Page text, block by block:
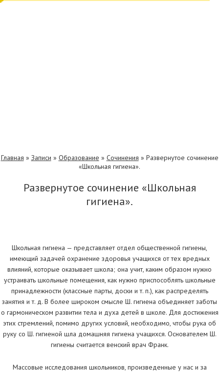
Главная » Записи » Образование » Сочинения » Развернутое сочинение
«Школьная гигиена».
Развернутое сочинение «Школьная
гигиена».
Школьная гигиена — представляет отдел общественной гигиены,
имеющий задачей охранение здоровья учащихся от тех вредных
влияний, которые оказывает школа; она учит, каким образом нужно
устраивать школьные помещения, как нужно приспособлять школьные
принадлежности (классные парты, доски и т. п.), как распределять
занятия и т. д. В более широком смысле Ш. гигиена объединяет заботы
о гармоническом развитии тела и духа детей в школе. Для достижения
этих стремлений, помимо других условий, необходимо, чтобы рука об
руку со Ш. гигиеной шла домашняя гигиена учащихся. Основателем Ш.
гигиены считается венский врач Франк.
Массовые исследования школьников, произведенные у нас и за